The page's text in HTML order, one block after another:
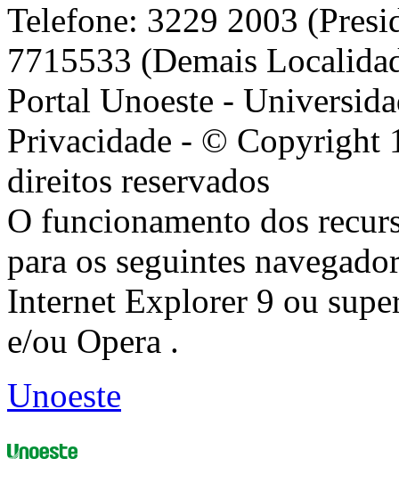
Telefone: 3229 2003
7715533 (Demais
Portal Unoeste -
Privacidade - © Copyright
direitos reservados
O funcionamento dos
para os seguintes
Internet Explorer 9 ou
e/ou Opera .
Unoeste